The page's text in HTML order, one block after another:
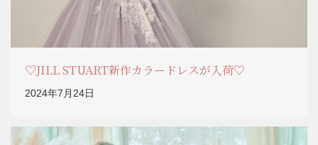
♡JILL STUART新作カラードレスが入荷♡
2024年7月24日